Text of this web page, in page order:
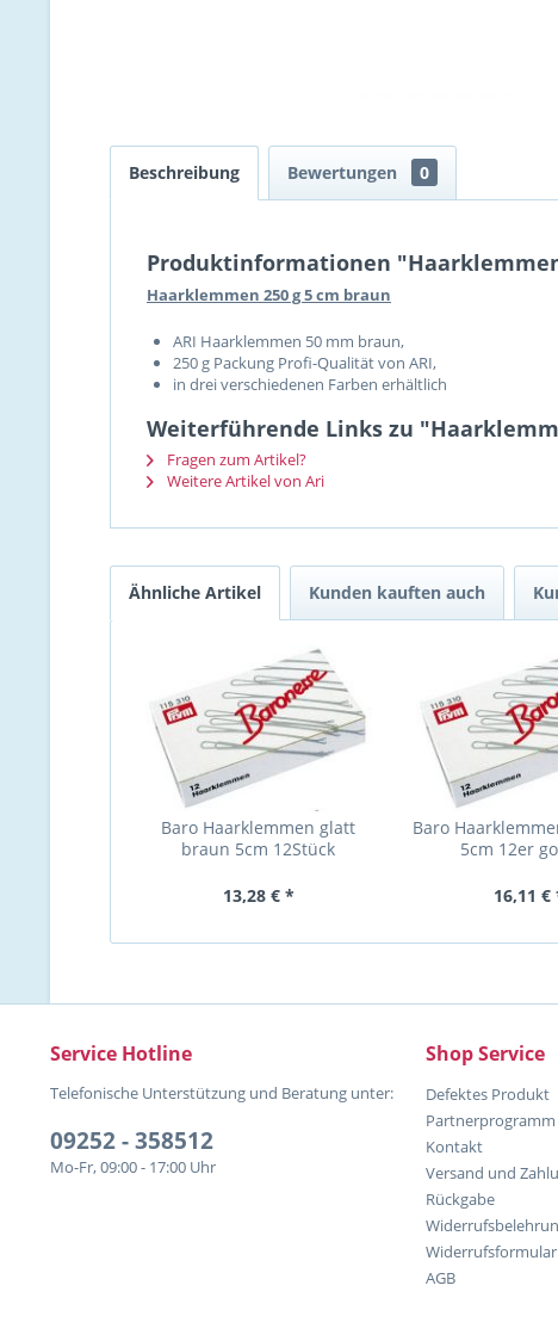
Beschreibung Bewertungen 0
Produktinformationen
Haarklemmen 250 g 5 cm braun
ARI Haarklemmen 50 mm braun,
250 g Packung Profi-Qualität von ARI,
in drei verschiedenen Farben erhältlich
Weiterführende Links zu
Fragen zum Artikel?
Weitere Artikel von Ari
Ähnliche Artikel Kunden kauften auch
Baro Haarklemmen glatt
braun 5cm 12Stück
13,28 € *
Baro
5cm 12er
16,11 €
Service Hotline
Telefonische Unterstützung und Beratung unter:
09252 - 358512
Mo-Fr, 09:00 - 17:00 Uhr
Shop Service
Defektes Produkt
Partnerprogramm
Kontakt
Versand und
Rückgabe
Widerrufsformular
AGB